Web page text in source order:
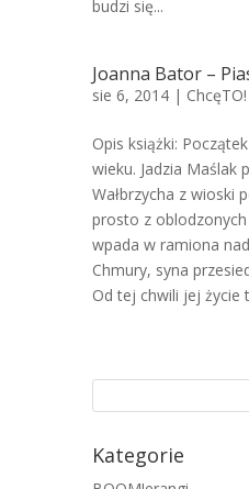
budzi się...
Joanna Bator –
sie 6, 2014 | ChcęTO!
Opis książki:
wieku. Jadzia Maślak
Wałbrzycha z wioski
prosto z
wpada w ramiona
Chmury, syna
Od tej chwili jej życie
Kategorie